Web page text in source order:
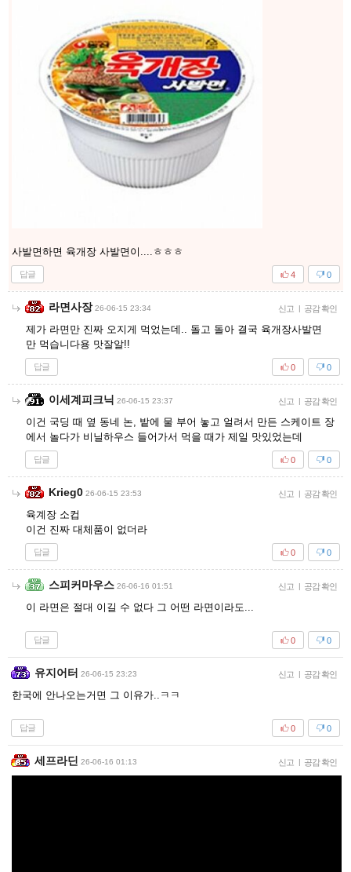
사발면하면 육개장 사발면이....ㅎㅎㅎ
답글 0
4
라면사장 26-06-15 23:34 신고 | 공감 확인
제가 라면만 진짜 오지게 먹었는데.. 돌고 돌아 결국 육개장사발면
만 먹습니다용 맛잘알!!
답글 0
0
이세계피크닉 26-06-15 23:37 신고 | 공감 확인
이건 국딩 때 옆 동네 논, 밭에 물 부어 놓고 얼려서 만든 스케이트 장
에서 놀다가 비닐하우스 들어가서 먹을 때가 제일 맛있었는데
답글 0
0
Krieg0 26-06-15 23:53 신고 | 공감 확인
육계장 소컵
이건 진짜 대체품이 없더라
답글 0
0
스피커마우스 26-06-16 01:51 신고 | 공감 확인
이 라면은 절대 이길 수 없다 그 어떤 라면이라도...
답글 0
0
유지어터 26-06-15 23:23 신고 | 공감 확인
한국에 안나오는거면 그 이유가..ㅋㅋ
답글 0
0
세프라딘 26-06-16 01:13 신고 | 공감 확인